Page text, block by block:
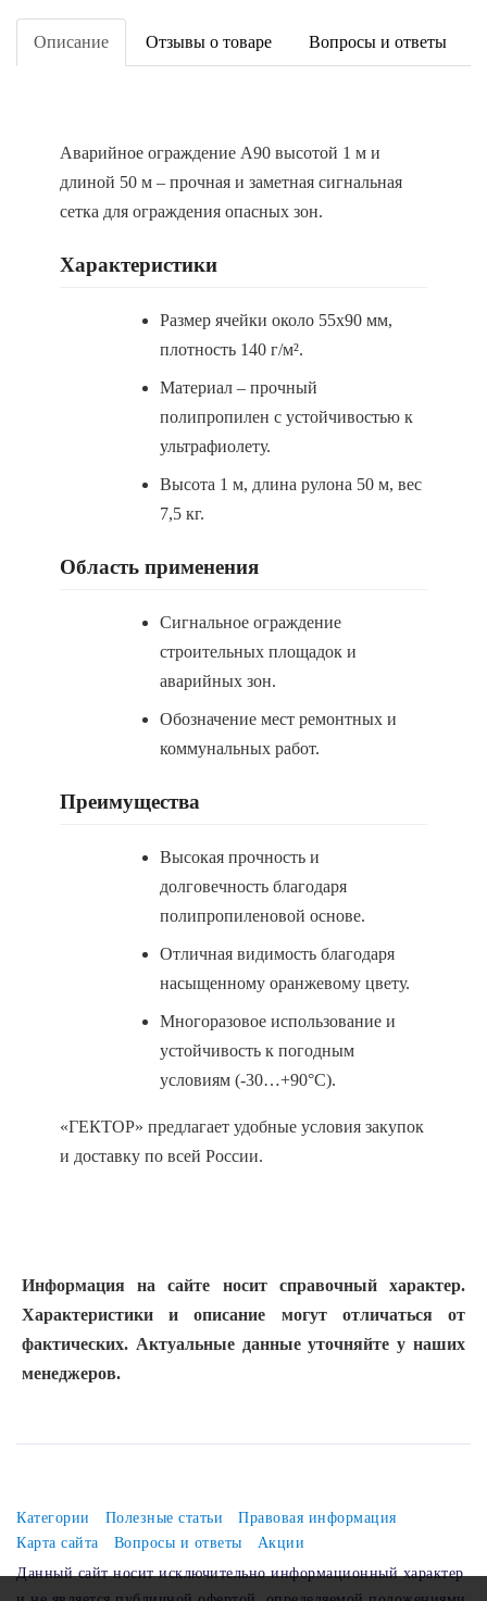
Описание Отзывы о товаре Вопросы и ответы
Аварийное ограждение А90 высотой 1 м и
длиной 50 м – прочная и заметная сигнальная
сетка для ограждения опасных зон.
Характеристики
Размер ячейки около 55х90 мм,
плотность 140 г/м².
Материал – прочный
полипропилен с устойчивостью к
ультрафиолету.
Высота 1 м, длина рулона 50 м, вес
7,5 кг.
Область применения
Сигнальное ограждение
строительных площадок и
аварийных зон.
Обозначение мест ремонтных и
коммунальных работ.
Преимущества
Высокая прочность и
долговечность благодаря
полипропиленовой основе.
Отличная видимость благодаря
насыщенному оранжевому цвету.
Многоразовое использование и
устойчивость к погодным
условиям (-30…+90°C).
«ГЕКТОР» предлагает удобные условия закупок
и доставку по всей России.
Информация на сайте носит справочный характер.
Характеристики и описание могут отличаться от
фактических. Актуальные данные уточняйте у наших
менеджеров.
Категории Полезные статьи
Правовая информация
Карта сайта
Вопросы и ответы
Акции
Данный сайт носит исключительно информационный характер